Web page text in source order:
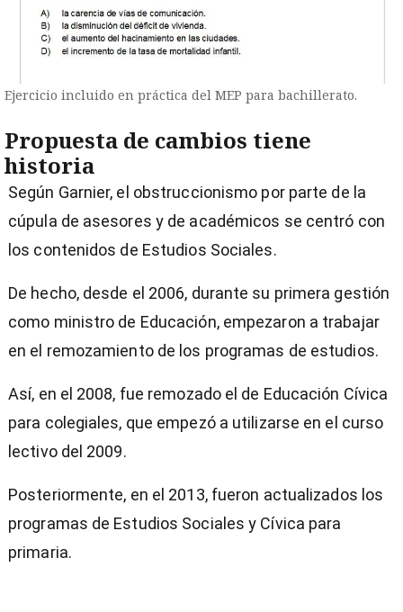
Ejercicio incluido en práctica del MEP para bachillerato.
Propuesta de cambios tiene
historia
Según Garnier, el obstruccionismo por parte de la
cúpula de asesores y de académicos se centró con
los contenidos de Estudios Sociales.
De hecho, desde el 2006, durante su primera gestión
como ministro de Educación, empezaron a trabajar
en el remozamiento de los programas de estudios.
Así, en el 2008, fue remozado el de Educación Cívica
para colegiales, que empezó a utilizarse en el curso
lectivo del 2009.
Posteriormente, en el 2013, fueron actualizados los
programas de Estudios Sociales y Cívica para
primaria.